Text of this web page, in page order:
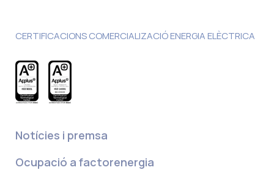
CERTIFICACIONS COMERCIALIZACIÓ ENERGIA ELÈCTRICA
Notícies i premsa
Ocupació a factorenergia